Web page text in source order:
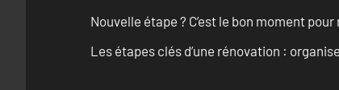
Nouvelle étape ? C’est le bon moment
Les étapes clés d’une rénovation :